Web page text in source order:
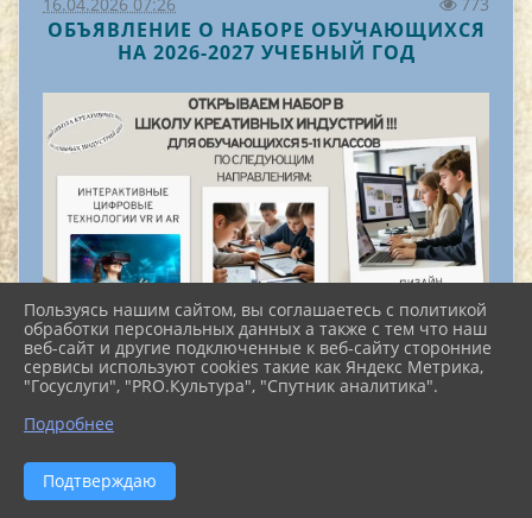
ОБЪЯВЛЕНИЕ О НАБОРЕ ОБУЧАЮЩИХСЯ
НА 2026-2027 УЧЕБНЫЙ ГОД
Пользуясь нашим сайтом, вы соглашаетесь с политикой
обработки персональных данных а также с тем что наш
веб-сайт и другие подключенные к веб-сайту сторонние
сервисы используют cookies такие как Яндекс Метрика,
"Госуслуги", "PRO.Культура", "Спутник аналитика".
Подробнее
Подтверждаю